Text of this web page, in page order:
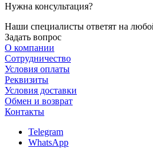
Нужна консультация?
Наши специалисты ответят на
Задать вопрос
О компании
Сотрудничество
Условия оплаты
Реквизиты
Условия доставки
Обмен и возврат
Контакты
Telegram
WhatsApp